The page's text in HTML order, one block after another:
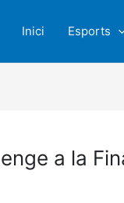
Inici Esports
a la